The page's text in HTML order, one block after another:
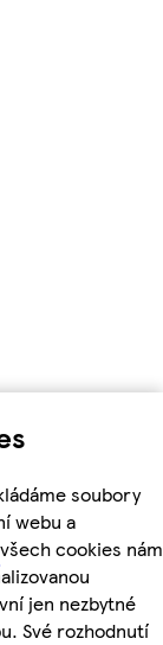
soubory
webu a
cookies nám
jen nezbytné
Své rozhodnutí